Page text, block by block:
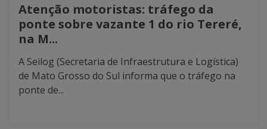
Atenção motoristas: tráfego da
ponte sobre vazante 1 do rio Tereré,
na M...
A Seilog (Secretaria de Infraestrutura e Logística)
de Mato Grosso do Sul informa que o tráfego na
ponte de...